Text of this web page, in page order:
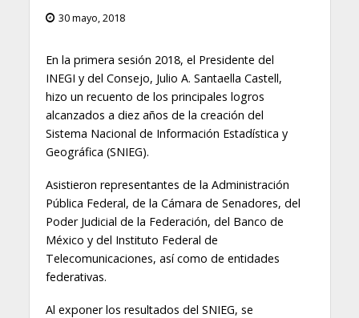
30 mayo, 2018
En la primera sesión 2018, el Presidente del
INEGI y del Consejo, Julio A. Santaella Castell,
hizo un recuento de los principales logros
alcanzados a diez años de la creación del
Sistema Nacional de Información Estadística y
Geográfica (SNIEG).
Asistieron representantes de la Administración
Pública Federal, de la Cámara de Senadores, del
Poder Judicial de la Federación, del Banco de
México y del Instituto Federal de
Telecomunicaciones, así como de entidades
federativas.
Al exponer los resultados del SNIEG, se